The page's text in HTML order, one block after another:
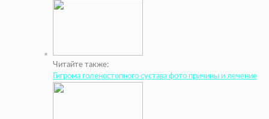
Читайте также:
Гигрома голеностопного сустава фото причины и лечение